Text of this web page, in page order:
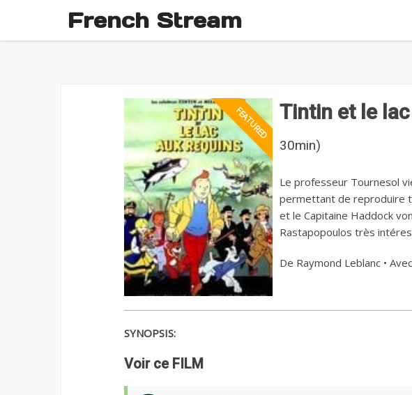
French Stream
Tintin et le
30min)
Le professeur Tournesol
permettant de reproduire
et le Capitaine Haddock
Rastapopoulos très
De Raymond Leblanc • Avec
SYNOPSIS:
Voir ce FILM